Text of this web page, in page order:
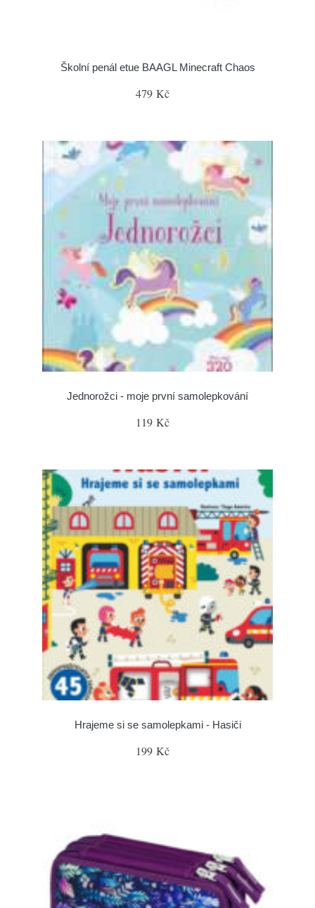
Školní penál etue BAAGL Minecraft Chaos
479 Kč
Jednorožci - moje první samolepkování
119 Kč
Hrajeme si se samolepkami - Hasiči
199 Kč